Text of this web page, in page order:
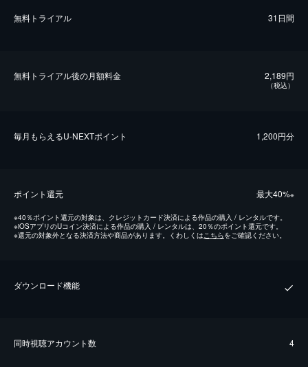
無料トライアル 31日間
無料トライアル後の⽉額料金 2,189円
（税込）
毎⽉もらえるU-NEXTポイント 1,200円分
ポイント還元 最⼤40%※
※40％ポイント還元の対象は、クレジットカード決済による作品の購入 / レンタルです。
※iOSアプリのUコイン決済による作品の購入 / レンタルは、20％のポイント還元です。
※還元の対象外となる決済方法や商品があります。くわしくはこちらをご確認ください。
ダウンロード機能
同時視聴アカウント数 4